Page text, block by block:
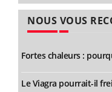
NOUS VOUS
Fortes chaleurs :
Le Viagra pourrait-il